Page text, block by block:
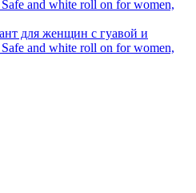
для женщин с гуавой и
and white roll on for women,